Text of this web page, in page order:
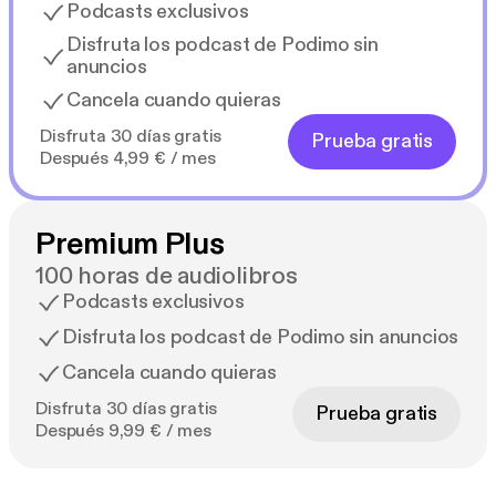
Podcasts exclusivos
Disfruta los podcast de Podimo sin
anuncios
Cancela cuando quieras
Disfruta 30 días gratis
Después 4,99 € / mes
Prueba gratis
Premium Plus
100 horas de audiolibros
Podcasts exclusivos
Disfruta los podcast de Podimo sin anuncios
Cancela cuando quieras
Disfruta 30 días gratis
Después 9,99 € / mes
Prueba gratis